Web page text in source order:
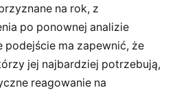
na rok, z
po ponownej analizie
podejście ma zapewnić, że
jej najbardziej potrzebują,
reagowanie na